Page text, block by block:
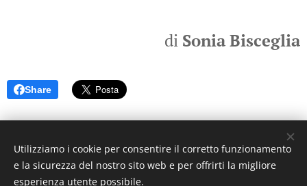
di Sonia Bisceglia
Share
Utilizziamo i cookie per consentire il corretto funzionamento
e la sicurezza del nostro sito web e per offrirti la migliore
esperienza utente possibile.